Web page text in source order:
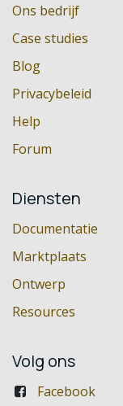
Ons bedrijf
Case studies
Blog
Privacybeleid
Help
Forum
Diensten
Documentatie
Marktplaats
Ontwerp
Resources
Volg ons
Facebook